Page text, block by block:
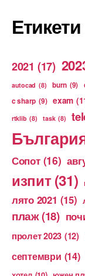
Етикети
2021 (17)
autocad (8) burn (9)
c sharp (9) exam
rtklib (8) task (8)
Сопот (16)
изпит (31)
лято 2021 (15)
плаж(18)
пролет 2023 (12)
септември (14)